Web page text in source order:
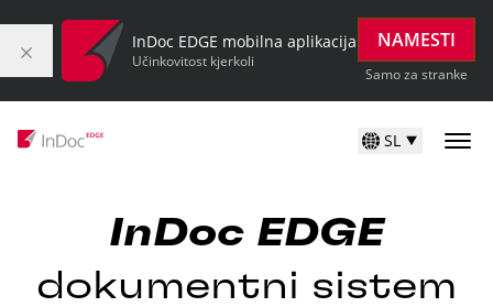
InDoc EDGE mobilna aplikacija
Učinkovitost kjerkoli
NAMESTI
Samo za stranke
SL
InDoc EDGE
dokumentni sistem